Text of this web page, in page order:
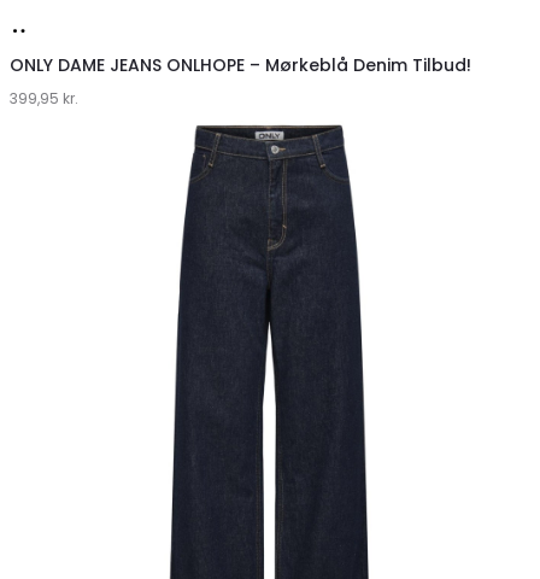
hos
Klædeskabet.dk
ONLY DAME JEANS ONLHOPE – Mørkeblå Denim Tilbud!
399,95 kr.